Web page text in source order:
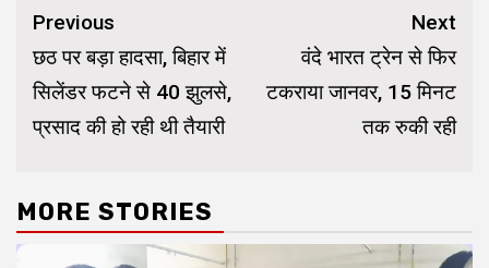
Continue
Reading
Previous
छठ पर बड़ा हादसा, बिहार में
सिलेंडर फटने से 40 झुलसे,
प्रसाद की हो रही थी तैयारी
Next
वंदे भारत ट्रेन से फिर
टकराया जानवर, 15 मिनट
तक रुकी रही
MORE STORIES